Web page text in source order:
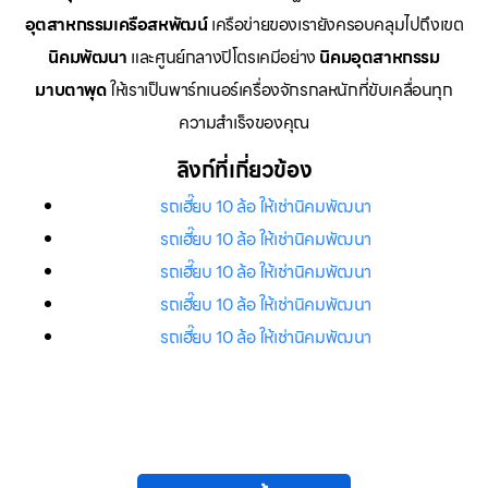
อุตสาหกรรมเครือสหพัฒน์เครือข่ายของเรายังครอบคลุมไปถึงเขต
นิคมพัฒนา และศูนย์กลางปิโตรเคมีอย่าง นิคมอุตสาหกรรม
มาบตาพุดให้เราเป็นพาร์ทเนอร์เครื่องจักรกลหนักที่ขับเคลื่อนทุก
ความสำเร็จของคุณ
ลิงก์ที่เกี่ยวข้อง
รถเฮี๊ยบ 10 ล้อ ให้เช่านิคมพัฒนา
รถเฮี๊ยบ 10 ล้อ ให้เช่านิคมพัฒนา
รถเฮี๊ยบ 10 ล้อ ให้เช่านิคมพัฒนา
รถเฮี๊ยบ 10 ล้อ ให้เช่านิคมพัฒนา
รถเฮี๊ยบ 10 ล้อ ให้เช่านิคมพัฒนา